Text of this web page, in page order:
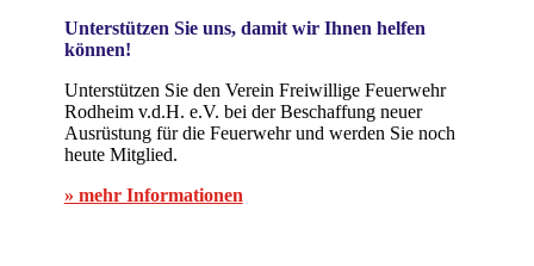
Unterstützen Sie uns, damit wir Ihnen helfen
können!
Unterstützen Sie den Verein Freiwillige Feuerwehr
Rodheim v.d.H. e.V. bei der Beschaffung neuer
Ausrüstung für die Feuerwehr und werden Sie noch
heute Mitglied.
» mehr Informationen